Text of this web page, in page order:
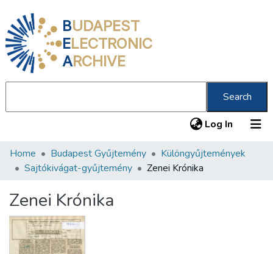
BUDAPEST
ELECTRONIC
ARCHIVE
Search
Log In (current)
Communities & Collections
Statistics
About us
Home Budapest Gyűjtemény
Különgyűjtemények
Sajtókivágat-gyűjtemény
Zenei Krónika
Zenei Krónika